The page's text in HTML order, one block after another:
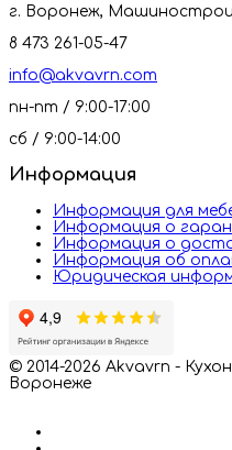
г. Воронеж,
8 473 261-05-47
info@akvavrn.com
пн-пт / 9:00-17:00
сб / 9:00-14:00
Информация
Информация для
Информация о
Информация о
Информация об
Юридическая
© 2014-2026 Akvavrn -
Воронеже